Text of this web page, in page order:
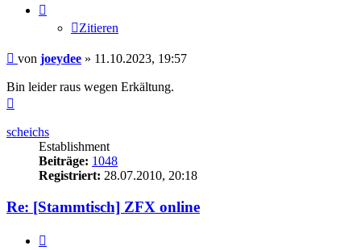
Zitieren
Beitrag
von joeydee » 11.10.2023, 19:57
Bin leider raus wegen Erkältung.
scheichs
Establishment
Beiträge: 1048
Registriert: 28.07.2010, 20:18
Re: [Stammtisch] ZFX online